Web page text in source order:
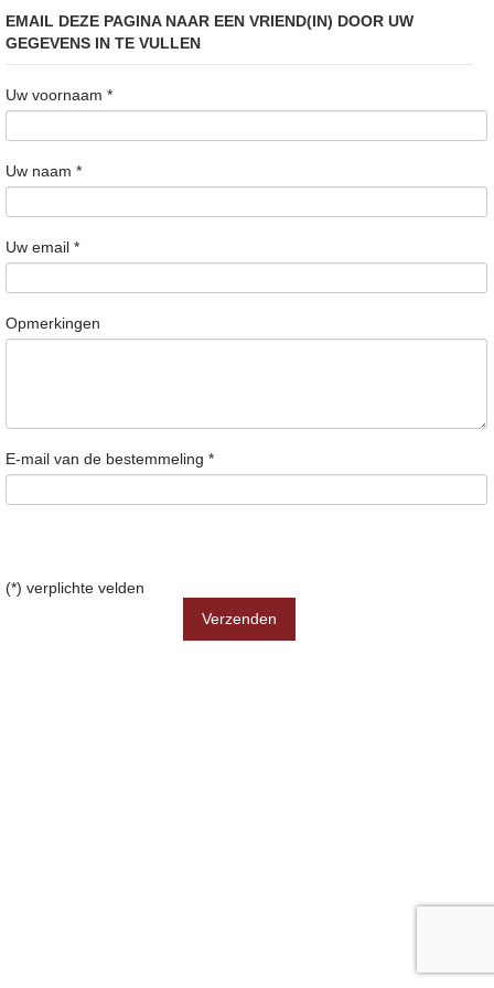
EMAIL DEZE PAGINA NAAR EEN VRIEND(IN) DOOR UW
GEGEVENS IN TE VULLEN
Uw voornaam *
Uw naam *
Uw email *
Opmerkingen
E-mail van de bestemmeling *
(*) verplichte velden
Verzenden